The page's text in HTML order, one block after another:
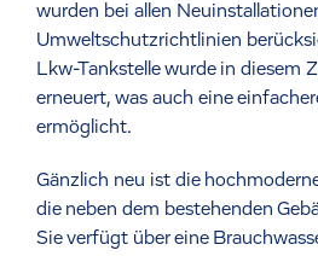
wurden bei allen
Umweltschutzrichtlinien
Lkw-Tankstelle wurde in diesem
erneuert, was auch eine
ermöglicht.
Gänzlich neu ist die
die neben dem bestehenden
Sie verfügt über eine